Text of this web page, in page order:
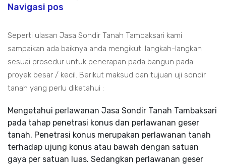
Navigasi pos
Seperti ulasan Jasa Sondir Tanah Tambaksari kami
sampaikan ada baiknya anda mengikuti langkah-langkah
sesuai prosedur untuk penerapan pada bangun pada
proyek besar / kecil. Berikut maksud dan tujuan uji sondir
tanah yang perlu diketahui :
Mengetahui perlawanan Jasa Sondir Tanah Tambaksari
pada tahap penetrasi konus dan perlawanan geser
tanah. Penetrasi konus merupakan perlawanan tanah
terhadap ujung konus atau bawah dengan satuan
gaya per satuan luas. Sedangkan perlawanan geser